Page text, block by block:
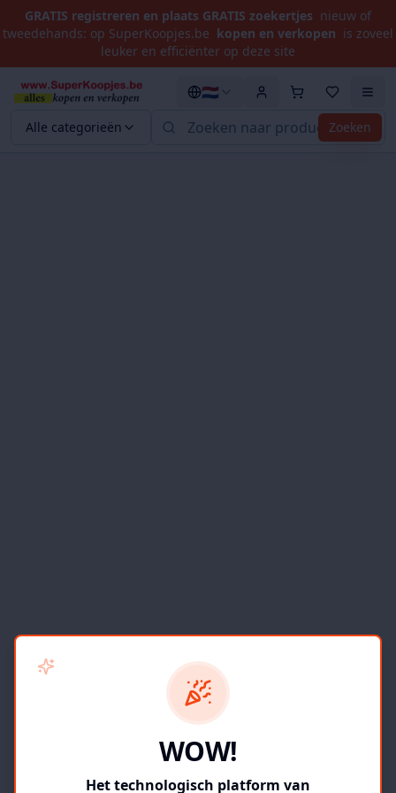
GRATIS registreren en plaats GRATIS zoekertjes nieuw of
tweedehands: op SuperKoopjes.be kopen en verkopen is zoveel
leuker en efficiënter op deze site
Alle categorieën Zoeken
🇳🇱
WOW!
Het technologisch platform van